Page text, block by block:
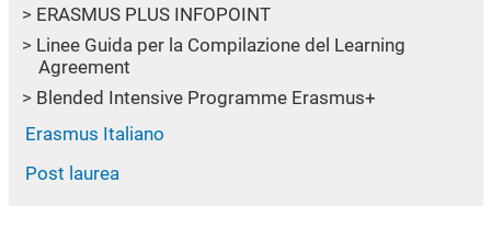
ERASMUS PLUS INFOPOINT
Linee Guida per la Compilazione del Learning
Agreement
Blended Intensive Programme Erasmus+
Erasmus Italiano
Post laurea